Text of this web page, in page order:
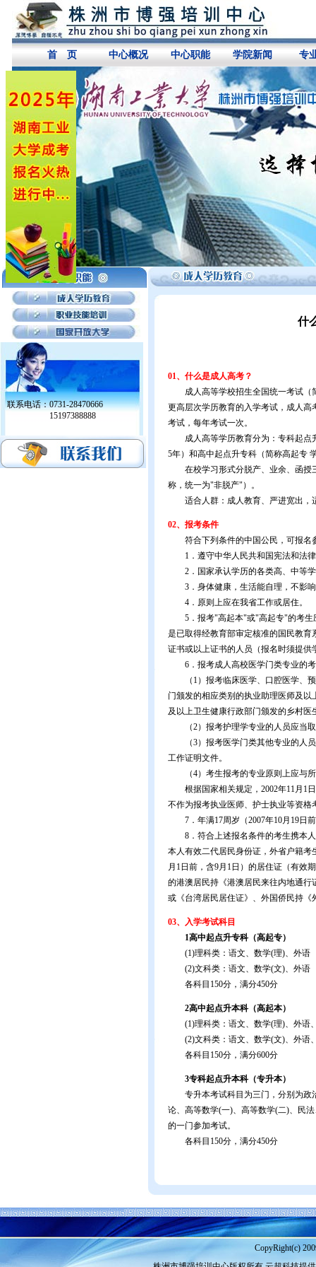
首 页 中心概况 中心职能 学院新闻 专
联系电话：0731-28470666
15197388888
什
01、什么是成人高考？
成人高等学校招生全国统一考试（
更高层次学历教育的入学考试，成人
考试，每年考试一次。
成人高等学历教育分为：专科起点
5年）和高中起点升专科（简称高起专
在校学习形式分脱产、业余、函授
称，统一为"非脱产"）。
适合人群：成人教育、严进宽出，
02、报考条件
符合下列条件的中国公民，可报名
1．遵守中华人民共和国宪法和法
2．国家承认学历的各类高、中等学
3．身体健康，生活能自理，不影响
4．原则上应在我省工作或居住。
5．报考"高起本"或"高起专"的考生
是已取得经教育部审定核准的国民教
证书或以上证书的人员（报名时须提
6．报考成人高校医学门类专业的考
（1）报考临床医学、口腔医学、预
门颁发的相应类别的执业助理医师及
及以上卫生健康行政部门颁发的乡村
（2）报考护理学专业的人员应当取
（3）报考医学门类其他专业的人员
工作证明文件。
（4）考生报考的专业原则上应与所
根据国家相关规定，2002年11月1日
不作为报考执业医师、护士执业等资
7．年满17周岁（2007年10月19日
8．符合上述报名条件的考生携本人
本人有效二代居民身份证，外省户籍考
月1日前，含9月1日）的居住证（有效
的港澳居民持《港澳居民来往内地通
或《台湾居民居住证》、外国侨民持《
03、入学考试科目
1高中起点升专科（高起专）
(1)理科类：语文、数学(理)、外语
(2)文科类：语文、数学(文)、外语
各科目150分，满分450分
2高中起点升本科（高起本）
(1)理科类：语文、数学(理)、外语
(2)文科类：语文、数学(文)、外语
各科目150分，满分600分
3专科起点升本科（专升本）
专升本考试科目为三门，分别为政
论、高等数学(一)、高等数学(二)、民
的一门参加考试。
各科目150分，满分450分
CopyRight(c)